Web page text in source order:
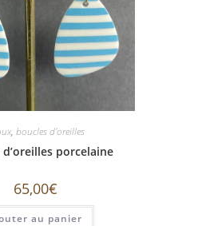
, boucles d'oreilles
d’oreilles porcelaine
65,00€
au panier